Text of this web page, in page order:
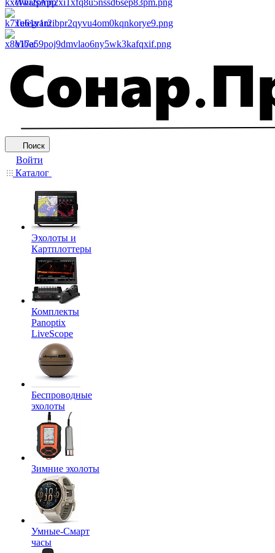
WhatsApp
Telegram
Viber
Поиск
Войти
Каталог
Эхолоты и
Картплоттеры
Комплекты
Panoptix
LiveScope
Беспроводные
эхолоты
Зимние эхолоты
Умные-Смарт
часы